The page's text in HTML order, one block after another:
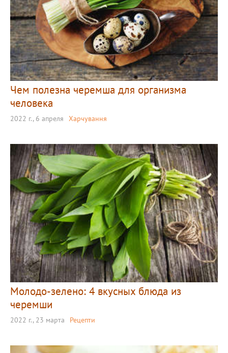
Чем полезна черемша для организма
человека
2022 г., 6 апреля Харчування
Молодо-зелено: 4 вкусных блюда из
черемши
2022 г., 23 марта Рецепти